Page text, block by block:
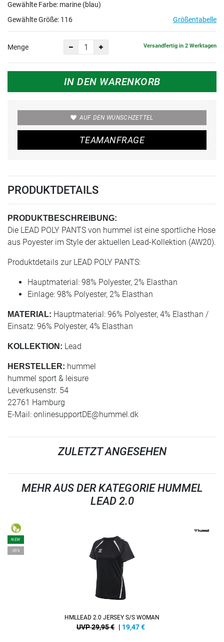
Gewählte Farbe: marine (blau)
Gewählte Größe: 116 Größentabelle
Menge Versandfertig in 2 Werktagen
IN DEN WARENKORB
AUF DEN WUNSCHZETTEL
TEAMANFRAGE
PRODUKTDETAILS
PRODUKTBESCHREIBUNG:
Die LEAD POLY PANTS von hummel ist eine sportliche Hose
aus Poyester im Style der aktuellen Lead-Kollektion (AW20).
Produktdetails zur LEAD POLY PANTS:
Hauptmaterial: 98% Polyester, 2% Elasthan
Einlage: 98% Polyester, 2% Elasthan
MATERIAL: Hauptmaterial: 96% Polyester, 4% Elasthan /
Einsatz: 96% Polyester, 4% Elasthan
KOLLEKTION: Lead
HERSTELLER: hummel
hummel sport & leisure
Leverkusenstr. 54
22761 Hamburg
E-Mail: onlinesupportDE@hummel.dk
ZULETZT ANGESEHEN
MEHR AUS DER KATEGORIE HUMMEL
LEAD 2.0
NEW
-35%
HMLLEAD 2.0 JERSEY S/S WOMAN
UVP 29,95 € | 19,47€